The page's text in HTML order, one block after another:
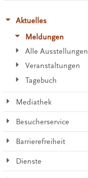
Aktuelles
Meldungen
Alle Ausstellungen
Veranstaltungen
Tagebuch
Mediathek
Besucherservice
Barrierefreiheit
Dienste